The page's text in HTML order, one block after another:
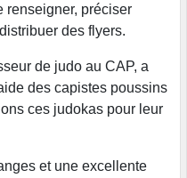
renseigner, préciser
des flyers.
de judo au CAP, a
des capistes poussins
ces judokas pour leur
et une excellente